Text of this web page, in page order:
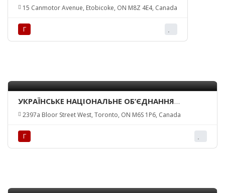
15 Canmotor Avenue, Etobicoke, ON M8Z 4E4, Canada
Г
УКРАЇНСЬКЕ НАЦІОНАЛЬНЕ ОБ’ЄДНАННЯ
КАНАДИ – ТОРОНТО-ЗАХІД/ UKR. NATIONAL
FEDERATION OF CANADA INC. – TORONTO-WEST
2397a Bloor Street West, Toronto, ON M6S 1P6, Canada
Г